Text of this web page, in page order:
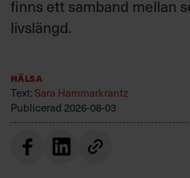
finns ett samband mellan
livslängd.
Hälsa
Text: Sara Hammarkrantz
Publicerad 2026-08-03